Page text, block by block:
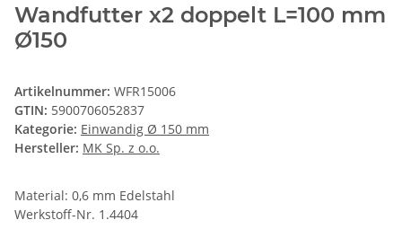
Wandfutter x2 doppelt L=100 mm
Ø150
Artikelnummer: WFR15006
GTIN: 5900706052837
Kategorie: Einwandig Ø 150 mm
Hersteller: MK Sp. z o.o.
Material: 0,6 mm Edelstahl
Werkstoff-Nr. 1.4404